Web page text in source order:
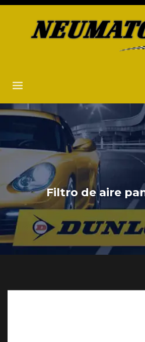
Filtro de aire